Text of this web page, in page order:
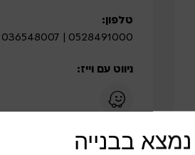
טלפון:
0528491000 | 036548007
ניווט עם וייז:
בבנייה